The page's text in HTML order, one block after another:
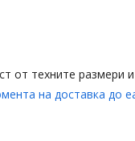
от техните размери
на доставка до